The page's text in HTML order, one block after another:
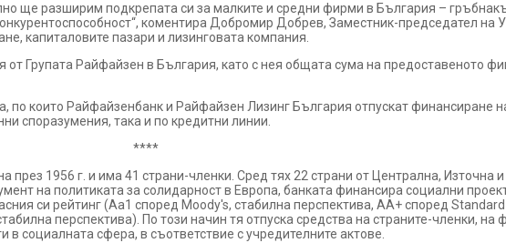
ще разширим подкрепата си за малките и средни фирми в България –
коментира Добромир Добрев, Заместник-председател на
капиталовите пазари и лизинговата компания.
от Групата Райфайзен в България, като с нея общата сума на предоставеното
по които Райфайзенбанк и Райфайзен Лизинг България отпускат финансиране
споразумения, така и по кредитни линии.
****
през 1956 г. и има 41 страни-членки. Сред тях 22 страни от Централна, Източна
на политиката за солидарност в Европа, банката финансира социални
си рейтинг (Aa1 според Moody's, стабилна перспектива, AA+ според Standard
перспектива). По този начин тя отпуска средства на страните-членки, на
социалната сфера, в съответствие с учредителните актове.